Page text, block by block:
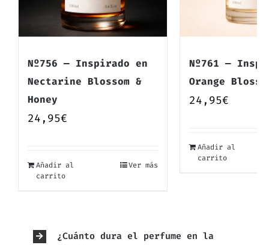
Nº756 — Inspirado en
Nectarine Blossom &
Honey
24,95€
Añadir al
carrito
Ver más
Nº761 —
Orange
24,95€
Añadir al
carrito
¿Cuánto dura el perfume en la